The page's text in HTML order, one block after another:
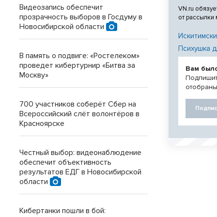
VN.ru
от
Психушка
Вам
Видеозапись обеспечит
прозрачность выборов в Госдуму в
Новосибирской области
В память о подвиге: «Ростелеком»
проведет кибертурнир «Битва за
Москву»
700 участников соберёт Сбер на
Всероссийский слёт волонтёров в
Красноярске
Честный выбор: видеонаблюдение
обеспечит объективность
результатов ЕДГ в Новосибирской
области
Кибертанки пошли в бой: